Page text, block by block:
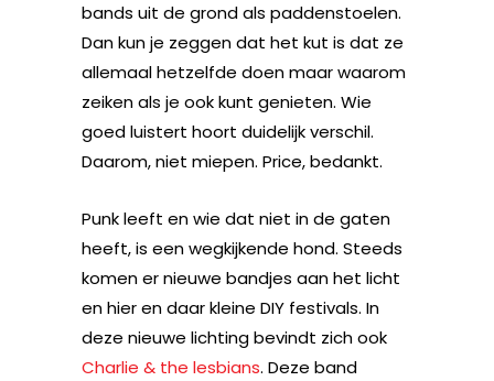
bands uit de grond als paddenstoelen.
Dan kun je zeggen dat het kut is dat ze
allemaal hetzelfde doen maar waarom
zeiken als je ook kunt genieten. Wie
goed luistert hoort duidelijk verschil.
Daarom, niet miepen. Price, bedankt.
Punk leeft en wie dat niet in de gaten
heeft, is een wegkijkende hond. Steeds
komen er nieuwe bandjes aan het licht
en hier en daar kleine DIY festivals. In
deze nieuwe lichting bevindt zich ook
Charlie & the lesbians. Deze band